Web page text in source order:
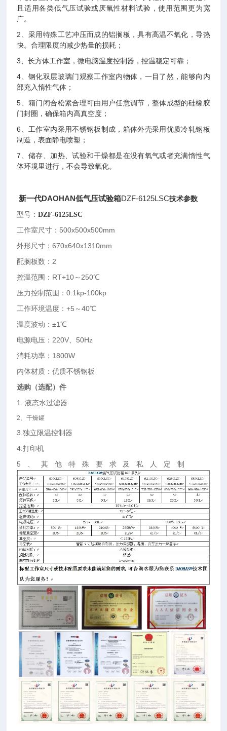
且适用各类低气压试验或厌氧性材料试验，使用范围更为宽
广。
2 、采用特殊工艺冲压而成的铝搁板，具有高温不氧化，导热
快。合理限度的减少热量的损耗；
3 、长方体工作室，微电脑温度控制器，控温稳定可靠；
4 、钢化双层玻璃门观察工作室内物体，一目了然，能够向内
部充入惰性气体；
5 、箱门闭合松紧合理可由用户任意调节，整体成型的硅橡胶
门封圈，确保箱内高真空度；
6 、工作室内采用不锈钢板制成，箱体外壳采用优质冷轧钢板
制造，表面静电喷塑；
7 、储存、加热、试验和干燥都是在没有氧气或者充满惰性气
体环境里进行，不会导致氧化。
新一代DAOHAN低气压试验箱DZF-6125LSC技术参数
型号：DZF-6125LSC
工作室尺寸： 500x500x500mm
外形尺寸：670x640x1310mm
配搁板数： 2
控温范围： RT+10～ 250℃
压力控制范围：0.1kp-100kp
工作环境温度：+5 ～40℃
温度波动：±1℃
电源电压： 220V
50Hz
消耗功率： 1800W
内体材质：优质不锈钢板
选购（选配）件
1.液态水过滤器
2、干燥罐
3.独立限温控制器
4.打印机
5 、其他特殊要求及私人定制